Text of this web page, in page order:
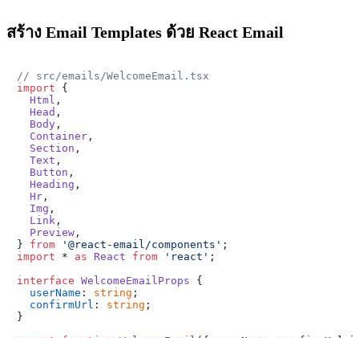
สร้าง Email Templates ด้วย React Email
// src/emails/WelcomeEmail.tsx
import {
Html ,
Head ,
Body ,
Container ,
Section ,
Text ,
Button ,
Heading ,
Hr ,
Img ,
Link ,
Preview ,
} from '@react-email/components'
import * as React from 'react' ;
interface WelcomeEmailProps {
userName : string ;
confirmUrl : string ;
}